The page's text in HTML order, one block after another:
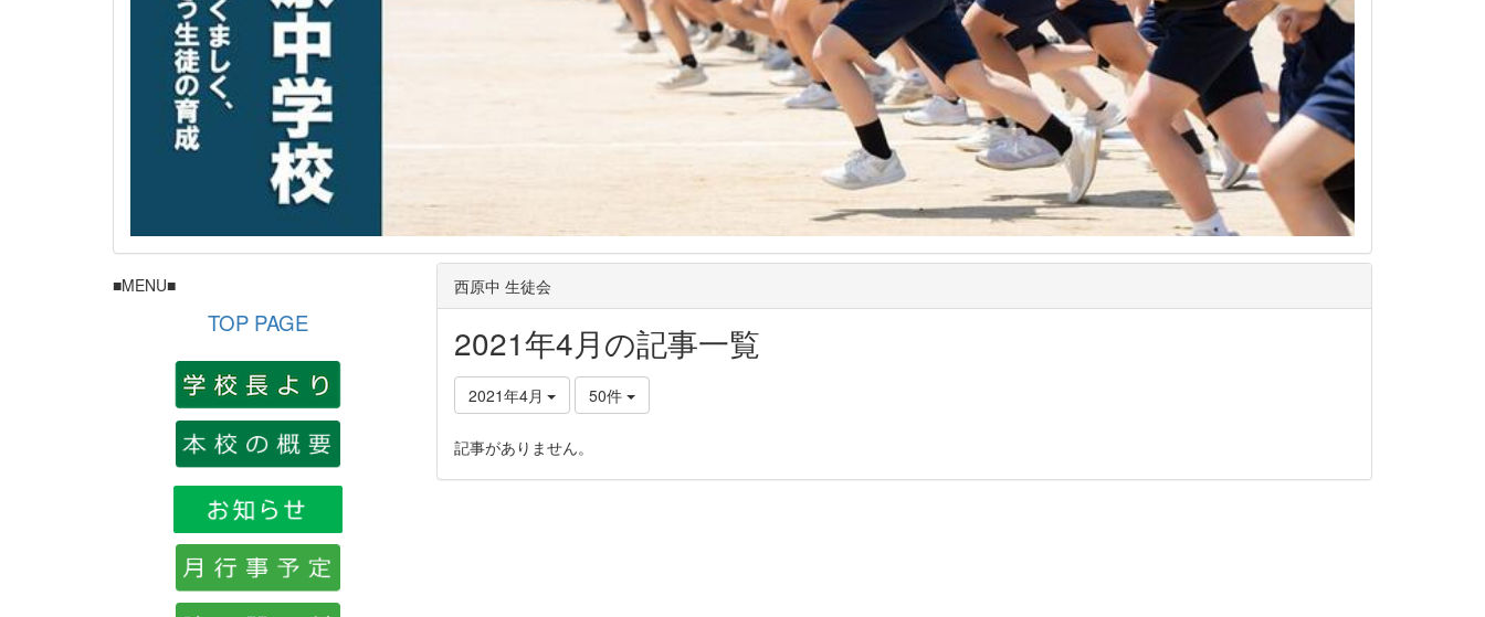
西原中 生徒会
2021年4月の記事一覧
2021年4月 50件
記事がありません。
■MENU■
TOP PAGE